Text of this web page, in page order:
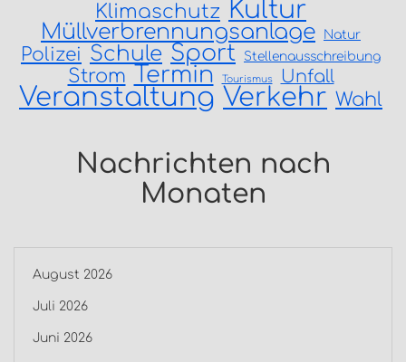
Klimaschutz Kultur
Müllverbrennungsanlage Natur
Polizei Schule Sport Stellenausschreibung
Strom Termin Tourismus Unfall
Veranstaltung Verkehr Wahl
Nachrichten nach
Monaten
August 2026
Juli 2026
Juni 2026